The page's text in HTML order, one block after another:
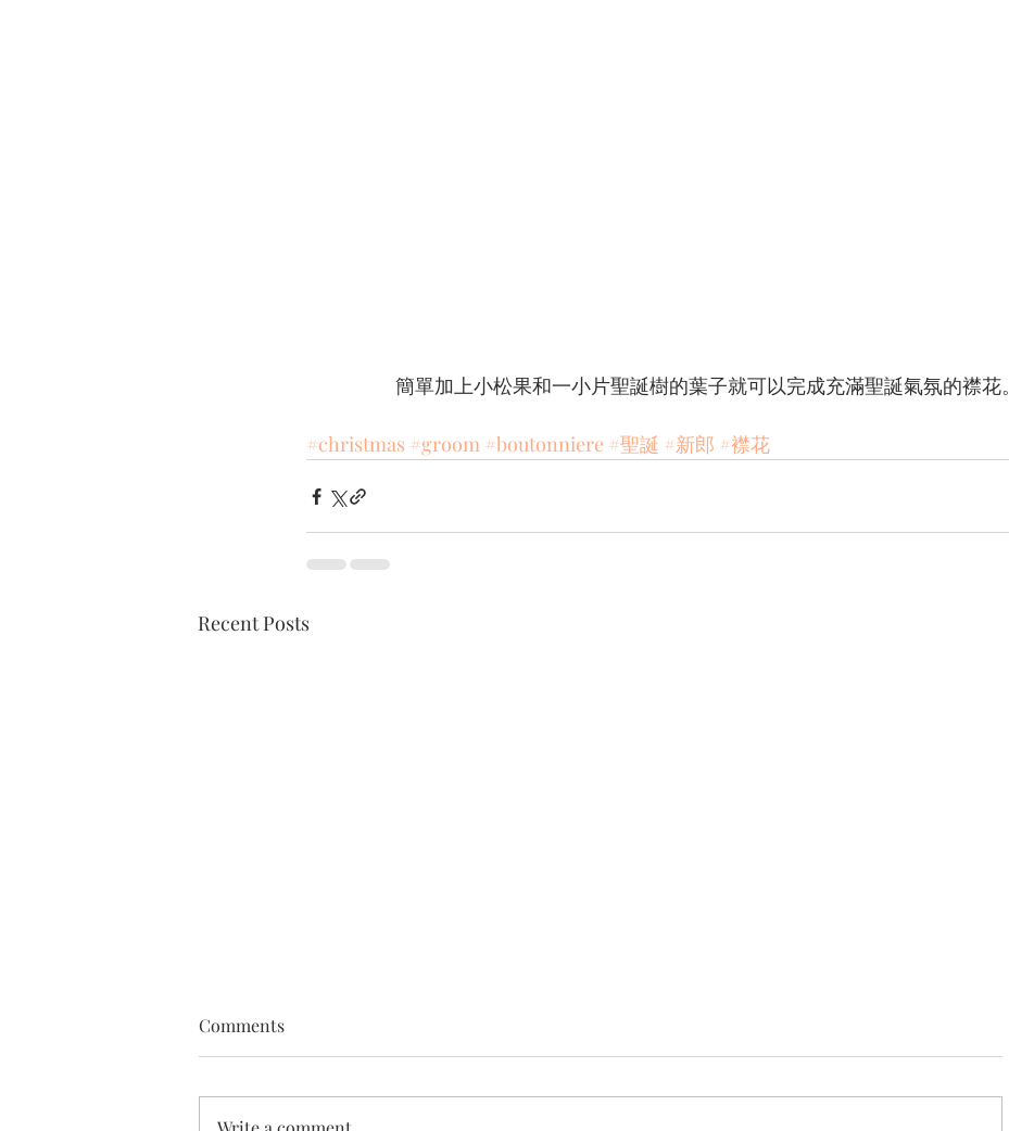
簡單加上小松果和一小片聖誕樹的葉子就可以完成充滿聖誕氣氛的襟花。
#christmas #groom #boutonniere #聖誕 #新郎 #襟花
Recent Posts
Comments